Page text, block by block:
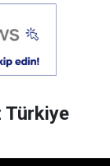
Türkiye